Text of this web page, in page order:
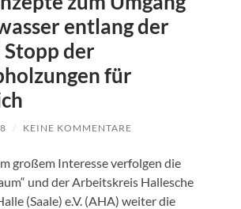
entlang der
Stopp der
für
/ KEINE KOMMENTARE
großem Interesse verfolgen die
und der Arbeitskreis Hallesche
(Saale) e.V. (AHA) weiter die